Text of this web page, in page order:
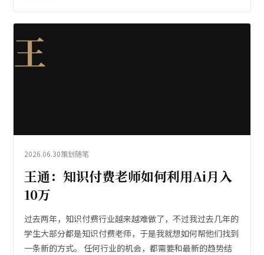
王
2026.06.30策划随笔
王通：知识付费老师如何利用Ai月入
10万
过去两年，知识付费行业越来越难做了，不过我过去几年的
学生大部分都是知识付费老师，于是我就想如何帮他们找到
一条新的方式。 任何行业的机会，都需要和最新的趋势结